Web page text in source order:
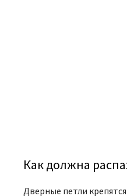
Как должна
Дверные петли